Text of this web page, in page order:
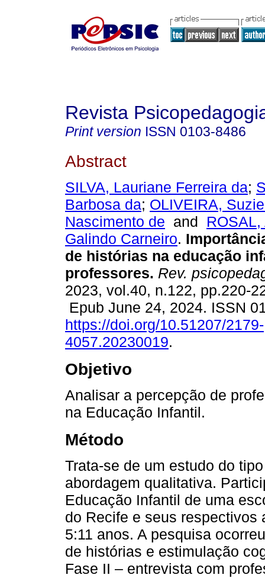
Revista
Print version ISSN 0103-8486
Abstract
SILVA, Lauriane Ferreira da;
Barbosa da; OLIVEIRA,
Nascimento de and
Galindo Carneiro.
de histórias na educação
professores. Rev.
2023, vol.40, n.122, pp.220-
Epub June 24, 2024. ISSN
https://doi.org/10.51207/2179-
4057.20230019.
Objetivo
Analisar a percepção de
na Educação Infantil.
Método
Trata-se de um estudo do
abordagem qualitativa.
Educação Infantil de uma
do Recife e seus respectivos
5:11 anos. A pesquisa
de histórias e estimulação
Fase II – entrevista com